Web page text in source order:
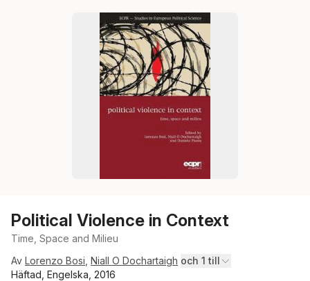
Political Violence in Context
Time, Space and Milieu
Av Lorenzo Bosi Niall O Dochartaigh och 1 till
Häftad, Engelska, 2016